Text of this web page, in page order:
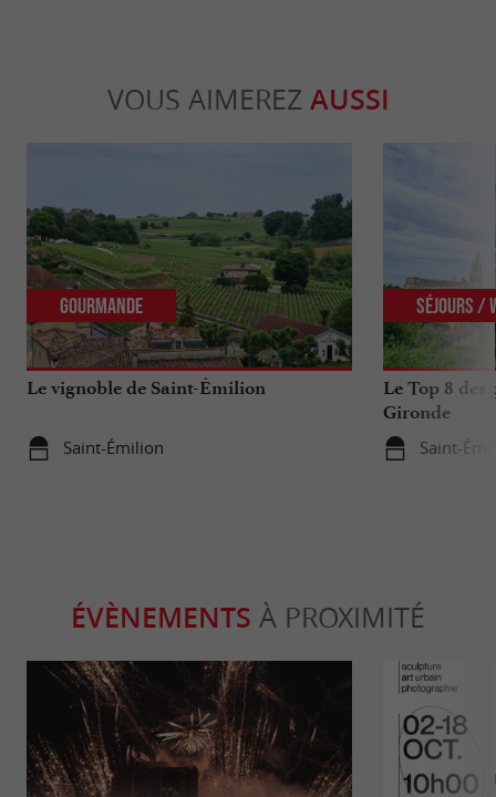
VOUS AIMEREZ AUSSI
Le vignoble de Saint-Émilion
Saint-Émilion
Gourmande
Le Top 8 des
Gironde
Saint-
Séjours /
ÉVÈNEMENTS À PROXIMITÉ